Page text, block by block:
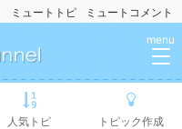
ミュートコメント
ミュートトピ
menu
人気トピ トピック作成